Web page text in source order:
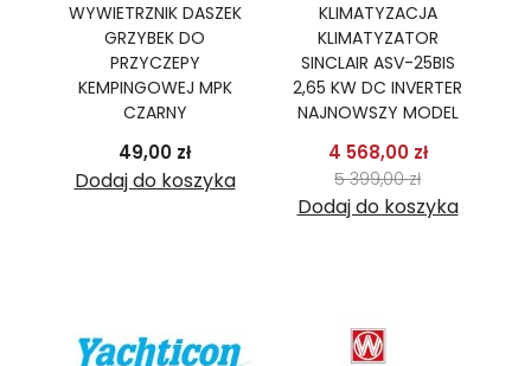
WYWIETRZNIK DASZEK
GRZYBEK DO
PRZYCZEPY
KEMPINGOWEJ MPK
CZARNY
49,00 złCena
Dodaj do koszyka
KLIMATYZACJA
KLIMATYZATOR
SINCLAIR ASV-25BIS
2,65 KW DC INVERTER
NAJNOWSZY MODEL
4 568,00 złCena
5 399,00 złCena
Dodaj do koszyka